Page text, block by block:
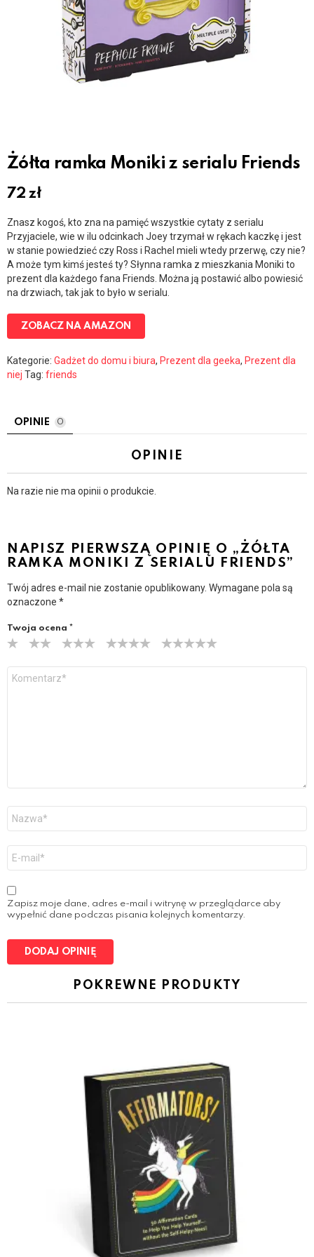
Żółta ramka Moniki z serialu Friends
72zł
Znasz kogoś, kto zna na pamięć wszystkie cytaty z serialu
Przyjaciele, wie w ilu odcinkach Joey trzymał w rękach kaczkę i jest
w stanie powiedzieć czy Ross i Rachel mieli wtedy przerwę, czy nie?
A może tym kimś jesteś ty? Słynna ramka z mieszkania Moniki to
prezent dla każdego fana Friends. Można ją postawić albo powiesić
na drzwiach, tak jak to było w serialu.
ZOBACZ NA AMAZON
Kategorie: Gadżet do domu i biura, Prezent dla geeka, Prezent dla
niej Tag: friends
OPINIE 0
OPINIE
Na razie nie ma opinii o produkcie.
NAPISZ PIERWSZĄ OPINIĘ O „ŻÓŁTA
RAMKA MONIKI Z SERIALU FRIENDS”
Twój adres e-mail nie zostanie opublikowany. Wymagane pola są
oznaczone *
Twoja ocena *
o
a
z
w
a
m
a
i
l
*
Zapisz moje dane, adres e-mail i witrynę w przeglądarce aby
wypełnić dane podczas pisania kolejnych komentarzy.
POKREWNE PRODUKTY